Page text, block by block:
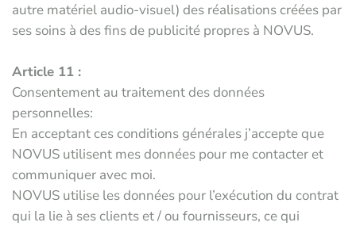
autre matériel audio-visuel) des réalisations créées par
ses soins à des fins de publicité propres à NOVUS.
Article 11 :
Consentement au traitement des données
personnelles:
En acceptant ces conditions générales j’accepte que
NOVUS utilisent mes données pour me contacter et
communiquer avec moi.
NOVUS utilise les données pour l’exécution du contrat
qui la lie à ses clients et / ou fournisseurs, ce qui